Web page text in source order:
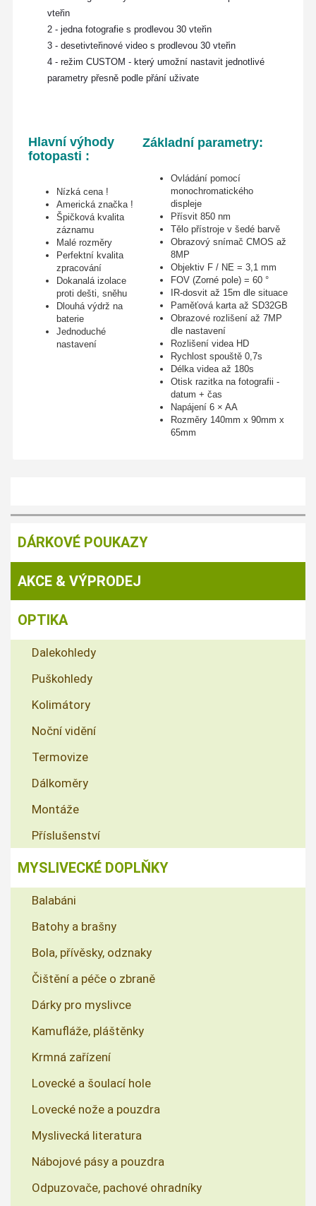
vteřin
2 - jedna fotografie s prodlevou 30 vteřin
3 - desetivteřinové video s prodlevou 30 vteřin
4 - režim CUSTOM - který umožní nastavit jednotlivé
parametry přesně podle přání uživate
Hlavní výhody
fotopasti :
Nízká cena !
Americká značka !
Špičková kvalita
záznamu
Malé rozměry
Perfektní kvalita
zpracování
Dokanalá izolace
proti dešti, sněhu
Dlouhá výdrž na
baterie
Jednoduché
nastavení
Základní parametry:
Ovládání pomocí
monochromatického
displeje
Přísvit 850 nm
Tělo přístroje v šedé barvě
Obrazový snímač CMOS až
8MP
Objektiv F / NE = 3,1 mm
FOV (Zorné pole) = 60 °
IR-dosvit až 15m dle situace
Paměťová karta až SD32GB
Obrazové rozlišení až 7MP
dle nastavení
Rozlišení videa HD
Rychlost spouště 0,7s
Délka videa až 180s
Otisk razitka na fotografii -
datum + čas
Napájení 6 × AA
Rozměry 140mm x 90mm x
65mm
DÁRKOVÉ POUKAZY
AKCE & VÝPRODEJ
OPTIKA
Dalekohledy
Puškohledy
Kolimátory
Noční vidění
Termovize
Dálkoměry
Montáže
Příslušenství
MYSLIVECKÉ DOPLŇKY
Balabáni
Batohy a brašny
Bola, přívěsky, odznaky
Čištění a péče o zbraně
Dárky pro myslivce
Kamufláže, pláštěnky
Krmná zařízení
Lovecké a šoulací hole
Lovecké nože a pouzdra
Myslivecká literatura
Nábojové pásy a pouzdra
Odpuzovače, pachové ohradníky